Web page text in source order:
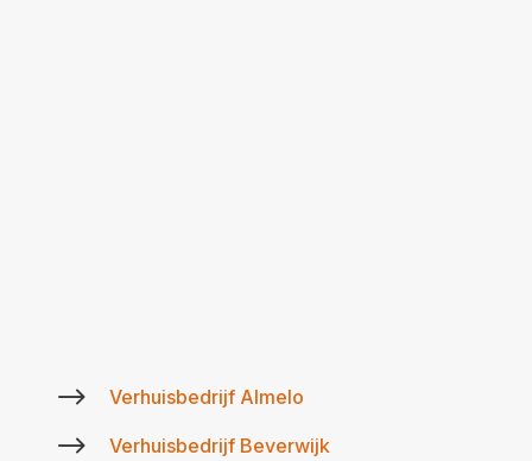
$ Verhuisbedrijf Almelo
$ Verhuisbedrijf Beverwijk